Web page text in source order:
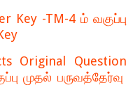
Key -TM-4 ம் வகுப்பு
Original Question
முதல் பருவத்தேர்வு